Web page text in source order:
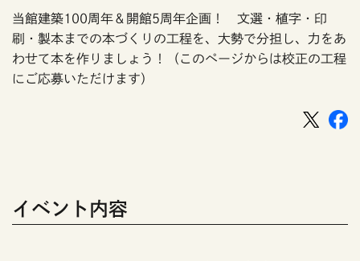
当館建築100周年＆開館5周年企画！ 文選・植字・印
刷・製本までの本づくりの工程を、大勢で分担し、力をあ
わせて本を作りましょう！（このページからは校正の工程
にご応募いただけます）
イベント内容